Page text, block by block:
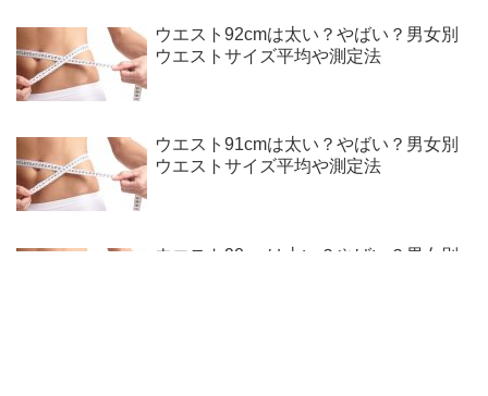
ウエスト92cmは太い？やばい？男女別
ウエストサイズ平均や測定法
ウエスト91cmは太い？やばい？男女別
ウエストサイズ平均や測定法
ウエスト90cmは太い？やばい？男女別